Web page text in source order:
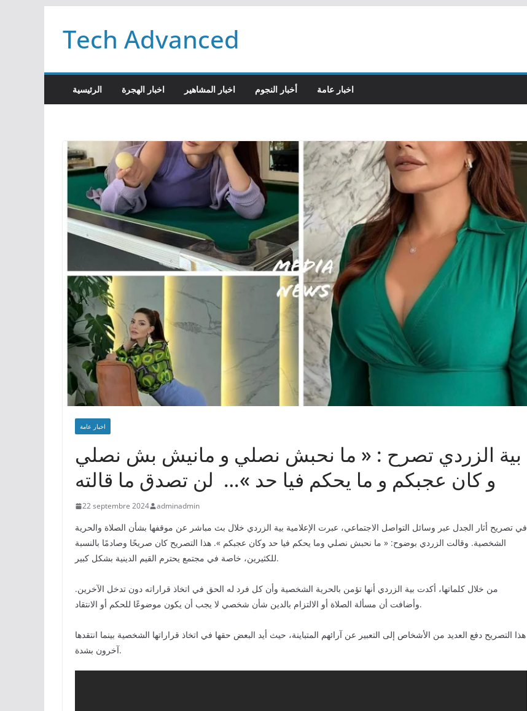
contenu
Tech Advanced
الرئيسية اخبار الهجرة اخبار المشاهير أخبار النجوم اخبار عامة
اخبار عامة
بية الزردي تصرح : « ما نحبش نصلي و مانيش بش نصلي
و كان عجبكم و ما يحكم فيا حد »… لن تصدق ما قالته
22 septembre 2024 adminadmin
في تصريح أثار الجدل عبر وسائل التواصل الاجتماعي، عبرت الإعلامية بية الزردي خلال بث مباشر عن موقفها بشأن الصلاة والحرية
الشخصية. وقالت الزردي بوضوح: « ما نحبش نصلي وما يحكم فيا حد وكان عجبكم ». هذا التصريح كان صريحًا وصادمًا بالنسبة
للكثيرين، خاصة في مجتمع يحترم القيم الدينية بشكل كبير.
من خلال كلماتها، أكدت بية الزردي أنها تؤمن بالحرية الشخصية وأن كل فرد له الحق في اتخاذ قراراته دون تدخل الآخرين.
وأضافت أن مسألة الصلاة أو الالتزام بالدين شأن شخصي لا يجب أن يكون موضوعًا للحكم أو الانتقاد.
هذا التصريح دفع العديد من الأشخاص إلى التعبير عن آرائهم المتباينة، حيث أيد البعض حقها في اتخاذ قراراتها الشخصية بينما انتقدها
آخرون بشدة.